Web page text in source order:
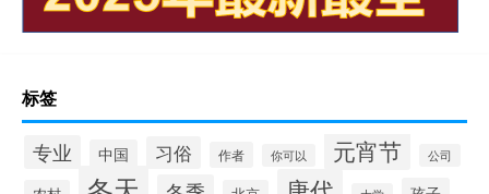
标签
专业 中国 习俗 作者 你可以 元宵节 公司